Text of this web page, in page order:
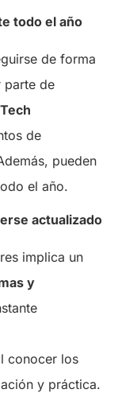
todo el año
de forma
parte de
de
pueden
el año.
actualizado
implica un
y
conocer los
y práctica.